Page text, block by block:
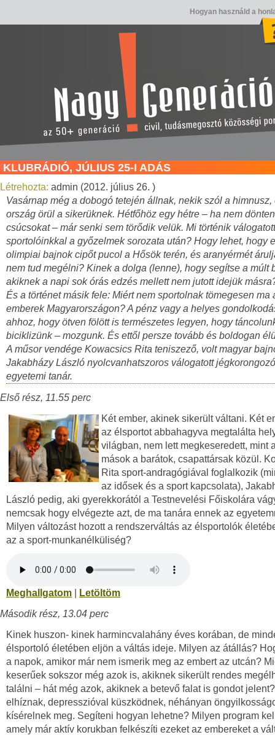
Hogyan használd a
KLUBRÁDIÓ, JÚLIUS 25-I ADÁS
Létrehozta: admin (2012. július 26. )
Vasárnap még a dobogó tetején állnak, nekik szól a himnusz,
ország örül a sikerüknek. Hétfőhöz egy hétre – ha nem
csúcsokat – már senki sem törődik velük. Mi történik válogatott
sportolóinkkal a győzelmek sorozata után? Hogy lehet, hogy
olimpiai bajnok cipőt pucol a Hősök terén, és aranyérmét
nem tud megélni? Kinek a dolga (lenne), hogy segítse a múlt
akiknek a napi sok órás edzés mellett nem jutott idejük
És a történet másik fele: Miért nem sportolnak tömegesen ma
emberek Magyarországon? A pénz vagy a helyes
ahhoz, hogy ötven fölött is természetes legyen, hogy
biciklizünk – mozgunk. És ettől persze tovább és boldogan
A műsor vendége Kowacsics Rita teniszező, volt magyar
Jakabházy László nyolcvanhatszoros válogatott
egyetemi tanár.
Első rész, 11.55 perc
Két ember, akinek sikerült váltani. Két
az élsportot abbahagyva megtalálta
világban, nem lett megkeseredett, mint
mások a barátok, csapattársak közül.
Rita sport-andragógiával foglalkozik
az idősek és a sport kapcsolata),
László pedig, aki gyerekkorától a Testnevelési Főiskolára
nemcsak hogy elvégezte azt, de ma tanára ennek az
Milyen változást hozott a rendszerváltás az élsportolók
az a sport-munkanélküliség?
Meghallgatom
Letöltöm
Második rész, 13.04 perc
Kinek huszon- kinek harmincvalahány éves korában, de
élsportoló életében eljön a váltás ideje. Milyen az átállás?
a napok, amikor már nem ismerik meg az embert az utcán?
keserűek sokszor még azok is, akiknek sikerült rendes
találni – hát még azok, akiknek a betevő falat is gondot
elhíznak, depresszióval küszködnek, néhányan
kísérelnek meg. Segíteni hogyan lehetne? Milyen program
amely már aktív korukban felkészíti ezeket az embereket a